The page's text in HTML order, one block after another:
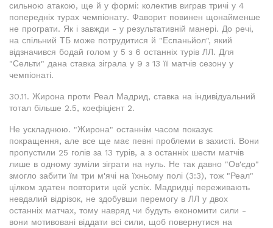
сильною атакою, ще й у формі: колектив виграв тричі у 4
попередніх турах чемпіонату. Фаворит повинен щонайменше
не програти. Як і завжди - у результативній манері. До речі,
на спільний ТБ може потрудитися й "Еспаньйол", який
відзначився бодай голом у 5 з 6 останніх турів ЛЛ. Для
"Сельти" дана ставка зіграла у 9 з 13 її матчів сезону у
чемпіонаті.
30.11. Жирона проти Реал Мадрид, ставка на індивідуальний
тотал більше 2.5, коефіцієнт 2.
Не ускладнюю. "Жирона" останнім часом показує
покращення, але все ще має певні проблеми в захисті. Вони
пропустили 25 голів за 13 турів, а з останніх шести матчів
лише в одному зуміли зіграти на нуль. Не так давно "Ов'єдо"
змогло забити їм три м'ячі на їхньому полі (3:3), тож "Реал"
цілком здатен повторити цей успіх. Мадридці переживають
невдалий відрізок, не здобувши перемогу в ЛЛ у двох
останніх матчах, тому навряд чи будуть економити сили -
вони мотивовані віддати всі сили, щоб повернутися на